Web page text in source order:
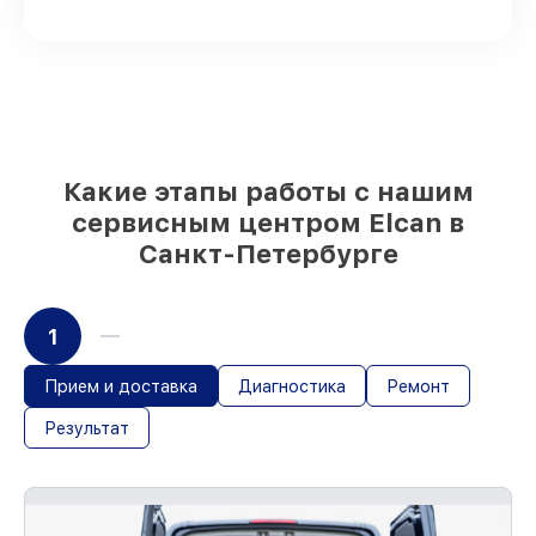
Какие этапы работы с нашим
сервисным центром Elcan в
Санкт-Петербурге
1
Прием и доставка Диагностика Ремонт
Результат